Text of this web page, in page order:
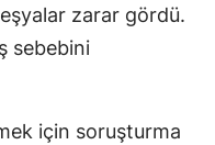
zarar gördü.
sebebini
için soruşturma